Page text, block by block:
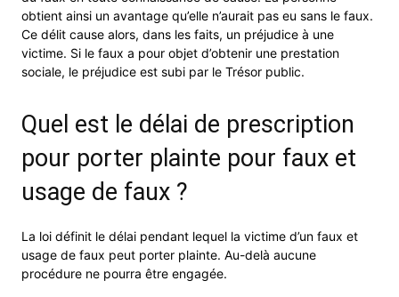
obtient ainsi un avantage qu’elle n’aurait pas eu sans le faux.
Ce délit cause alors, dans les faits, un préjudice à une
victime. Si le faux a pour objet d’obtenir une prestation
sociale, le préjudice est subi par le Trésor public.
Quel est le délai de prescription
pour porter plainte pour faux et
usage de faux ?
La loi définit le délai pendant lequel la victime d’un faux et
usage de faux peut porter plainte. Au-delà aucune
procédure ne pourra être engagée.